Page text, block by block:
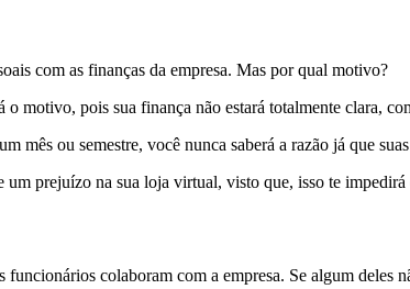
com as finanças da empresa. Mas por qual motivo?
motivo, pois sua finança não estará totalmente clara,
ou semestre, você nunca saberá a razão já que
prejuízo na sua loja virtual, visto que, isso te
colaboram com a empresa. Se algum deles